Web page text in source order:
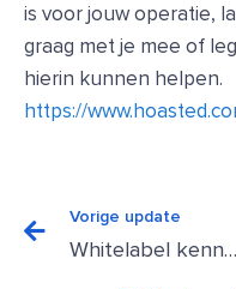
is voor jouw operatie,
graag met je mee of
hierin kunnen helpen.
https://
Vorige update
Whitelabel kennisbank nu beschikbaar in beta